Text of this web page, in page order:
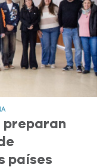
preparan
países